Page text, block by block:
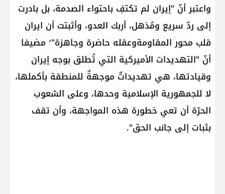
واعتبر أنّ "إيران لم تكتفِ باحتواء الصدمة، بل بادرت
إلى ردّ سريع ومُذهل، أربك العدو، وأثبتت أن ايران
قلب محور المقاومةوعقله حاضرة وجاهزة"٬ مضيفا
أنّ "التهديدات الأميركية التي تُطلق بوجه إيران
وقيادتها، هي تهديداتٌ موجهةٌ للمنطقة بأكملها،
لا للجمهورية الإسلامية وحدها، وعلى الشعوب
الحرّة أن تعي خطورة هذه المواجهة، وأن تقف
بثبات إلى جانب الحق".